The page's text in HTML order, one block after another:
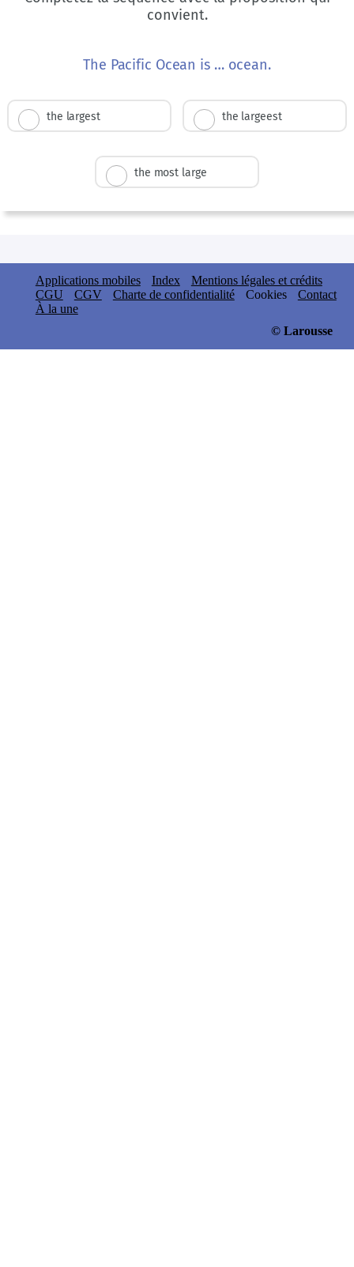
convient.
The Pacific Ocean is … ocean.
the largest the largeest
the most large
Applications mobiles Index
Mentions légales et crédits
CGU
CGV Charte de confidentialité Cookies
Contact
À la une
© Larousse